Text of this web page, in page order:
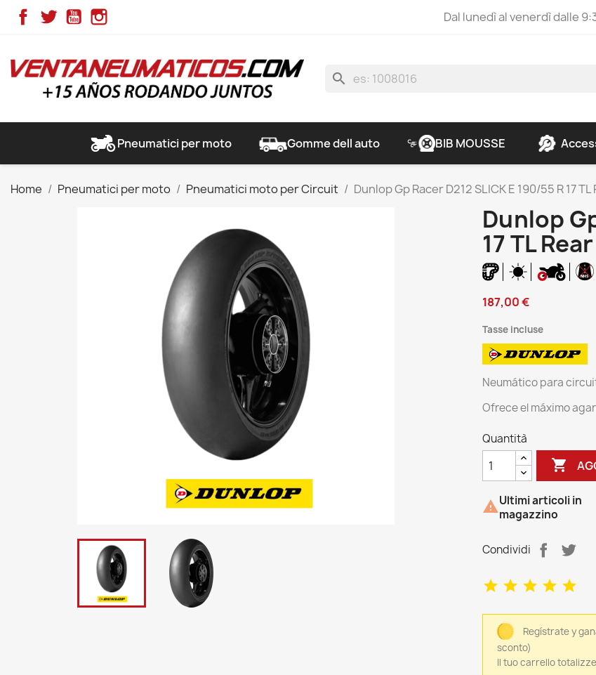
FacebookTwitterYouTube Dal lunedì al venerdì dalle
search
Pneumatici per moto Gomme dell auto BIB MOUSSE
Home Pneumatici per moto Pneumatici moto per Circuit Dunlop Gp Racer D212 SLICK E 190/55 R 17 TL
Dunlop
17 TL Rear
187,00 €
Tasse incluse
Neumático para
Ofrece el máximo
Quantità

Ultimi articoli in
magazzino
Condividi
Regístrate y
sconto)
Il tuo carrello